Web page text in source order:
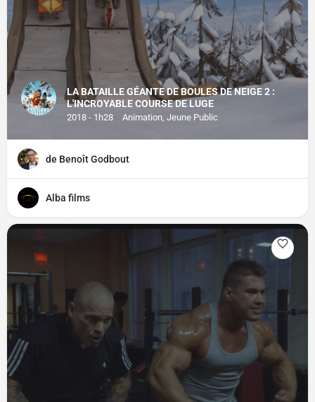
LA BATAILLE GÉANTE DE BOULES DE NEIGE 2 :
L'INCROYABLE COURSE DE LUGE
2018 - 1h28 Animation, Jeune Public
de Benoît Godbout
Alba films